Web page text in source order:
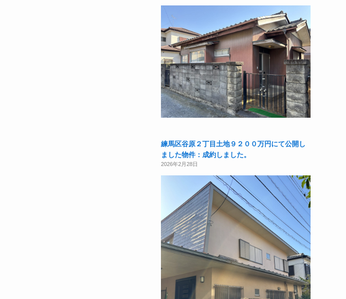
練馬区谷原２丁目土地９２００万円にて公開し
ました物件：成約しました。
2026年2月28日